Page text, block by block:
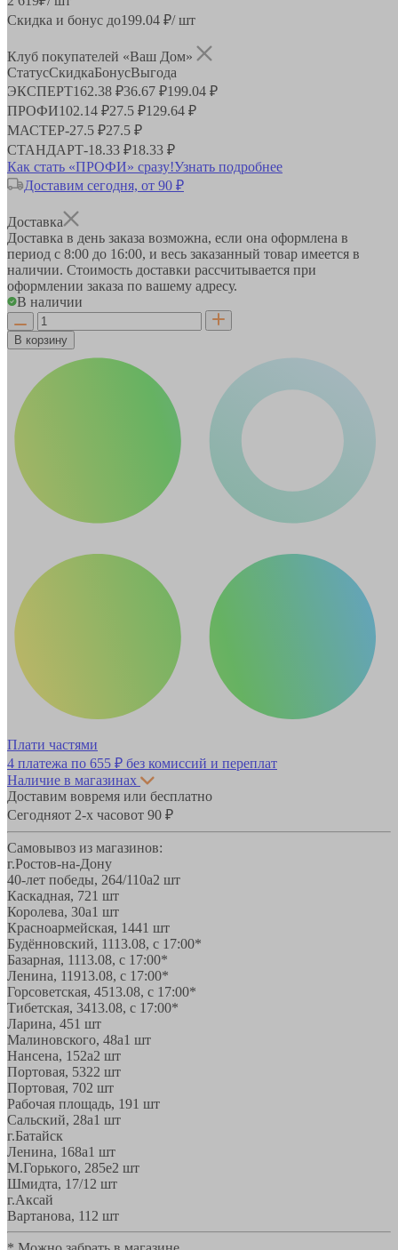
Скидка и бонус до199.04 ₽/ шт
Клуб покупателей «Ваш Дом»
СтатусСкидкаБонусВыгода
ЭКСПЕРТ162.38 ₽36.67 ₽199.04 ₽
ПРОФИ102.14 ₽27.5 ₽129.64 ₽
МАСТЕР-27.5 ₽27.5 ₽
СТАНДАРТ-18.33 ₽18.33 ₽
Как стать «ПРОФИ» сразу!Узнать подробнее
Доставим сегодня, от 90 ₽
Доставка
Доставка в день заказа возможна, если она оформлена в
период с 8:00 до 16:00, и весь заказанный товар имеется в
наличии. Стоимость доставки рассчитывается при
оформлении заказа по вашему адресу.
В наличии
В корзину
Плати частями
4 платежа по 655 ₽ без комиссий и переплат
Наличие в магазинах
Доставим вовремя или бесплатно
Сегодняот 2-х часовот 90 ₽
Самовывоз из магазинов:
г.Ростов-на-Дону
40-лет победы, 264/110а2 шт
Каскадная, 721 шт
Королева, 30а1 шт
Красноармейская, 1441 шт
Будённовский, 1113.08, с 17:00*
Базарная, 1113.08, с 17:00*
Ленина, 11913.08, с 17:00*
Горсоветская, 4513.08, с 17:00*
Тибетская, 3413.08, с 17:00*
Ларина, 451 шт
Малиновского, 48а1 шт
Нансена, 152а2 шт
Портовая, 5322 шт
Портовая, 702 шт
Рабочая площадь, 191 шт
Сальский, 28a1 шт
г.Батайск
Ленина, 168а1 шт
М.Горького, 285е2 шт
Шмидта, 17/1 2 шт
г.Аксай
Вартанова, 11 2 шт